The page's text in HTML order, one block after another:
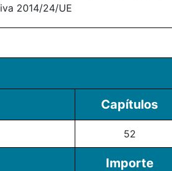
2014/24/UE
Capítulos
52
Importe